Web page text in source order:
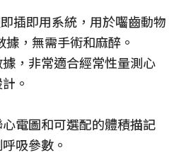
插即用系統，用於囓齒動物
據，無需手術和麻醉。
，非常適合經常性量測心
。
電圖和可選配的體積描記
吸參數。